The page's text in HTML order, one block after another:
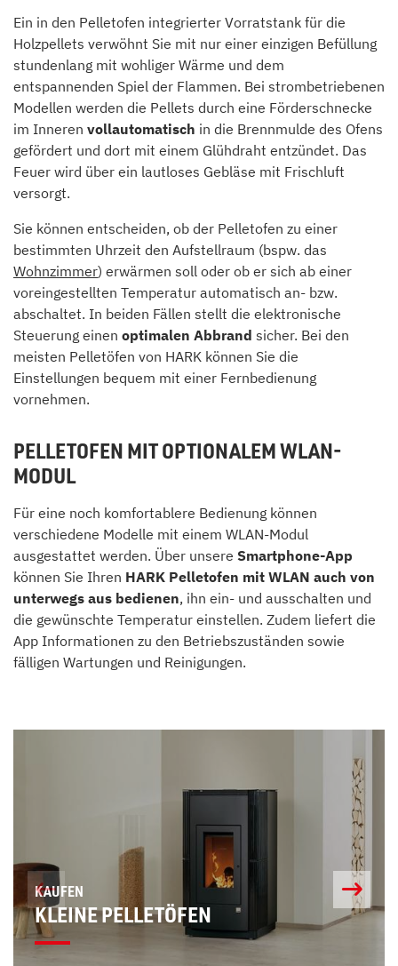
Ein in den Pelletofen integrierter Vorratstank für die
Holzpellets verwöhnt Sie mit nur einer einzigen Befüllung
stundenlang mit wohliger Wärme und dem
entspannenden Spiel der Flammen. Bei strombetriebenen
Modellen werden die Pellets durch eine Förderschnecke
im Inneren vollautomatisch in die Brennmulde des Ofens
gefördert und dort mit einem Glühdraht entzündet. Das
Feuer wird über ein lautloses Gebläse mit Frischluft
versorgt.
Sie können entscheiden, ob der Pelletofen zu einer
bestimmten Uhrzeit den Aufstellraum (bspw. das
Wohnzimmer) erwärmen soll oder ob er sich ab einer
voreingestellten Temperatur automatisch an- bzw.
abschaltet. In beiden Fällen stellt die elektronische
Steuerung einen optimalen Abbrand sicher. Bei den
meisten Pelletöfen von HARK können Sie die
Einstellungen bequem mit einer Fernbedienung
vornehmen.
PELLETOFEN MIT OPTIONALEM WLAN-
MODUL
Für eine noch komfortablere Bedienung können
verschiedene Modelle mit einem WLAN-Modul
ausgestattet werden. Über unsere Smartphone-App
können Sie Ihren HARK Pelletofen mit WLAN auch von
unterwegs aus bedienen, ihn ein- und ausschalten und
die gewünschte Temperatur einstellen. Zudem liefert die
App Informationen zu den Betriebszuständen sowie
fälligen Wartungen und Reinigungen.
KAUFEN
KLEINE PELLETÖFEN